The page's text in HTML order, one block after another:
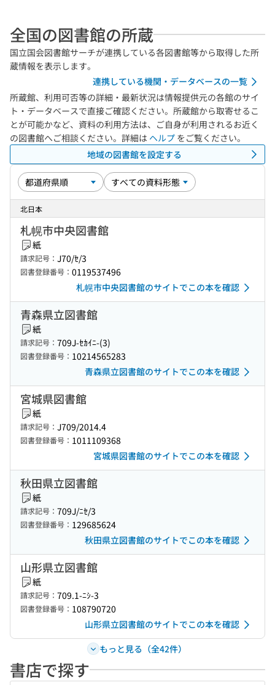
全国の図書館の所蔵
国立国会図書館サーチが連携している各図書館等から取得した所
蔵情報を表示します。
連携している機関・データベースの一覧
所蔵館、利用可否等の詳細・最新状況は情報提供元の各館のサイ
ト・データベースで直接ご確認ください。所蔵館から取寄せるこ
とが可能かなど、資料の利用方法は、ご自身が利用されるお近く
の図書館へご相談ください。詳細は ヘルプ をご覧ください。
地域の図書館を設定する
北日本
札幌市中央図書館
紙
請求記号： J70/ｾ/3
図書登録番号： 0119537496
札幌市中央図書館のサイトでこの本を確認
青森県立図書館
紙
請求記号： 709J-ｾｶｲﾆ-(3)
図書登録番号： 10214565283
青森県立図書館のサイトでこの本を確認
宮城県図書館
紙
請求記号： J709/2014.4
図書登録番号： 1011109368
宮城県図書館のサイトでこの本を確認
秋田県立図書館
紙
請求記号： 709J/ﾆｾ/3
図書登録番号： 129685624
秋田県立図書館のサイトでこの本を確認
山形県立図書館
紙
請求記号： 709.1-ﾆｼ-3
図書登録番号： 108790720
山形県立図書館のサイトでこの本を確認
もっと見る（全42件）
書店で探す